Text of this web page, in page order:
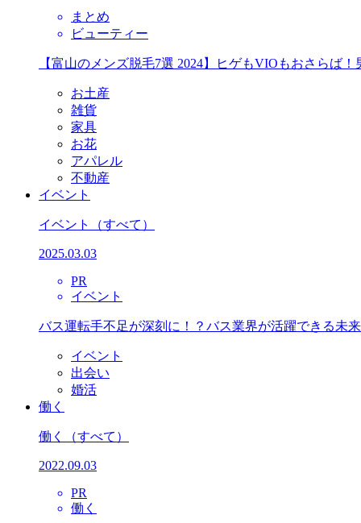
まとめ
ビューティー
【富山のメンズ脱毛7選 2024】ヒゲもVIOもおさらば
お土産
雑貨
家具
お花
アパレル
不動産
イベント
イベント （すべて）
2025.03.03
PR
イベント
バス運転手不足が深刻に！？バス業界が活躍できる未
イベント
出会い
婚活
働く
働く （すべて）
2022.09.03
PR
働く